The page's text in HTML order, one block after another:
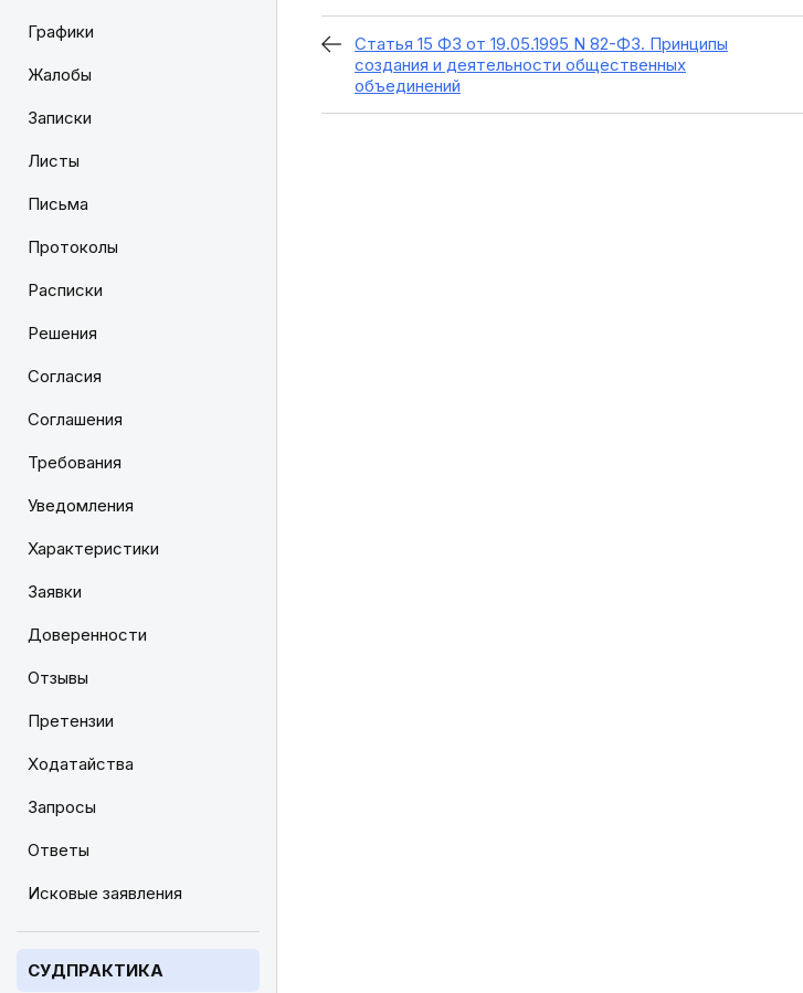
Графики
Жалобы
Записки
Листы
Письма
Протоколы
Расписки
Решения
Согласия
Соглашения
Требования
Уведомления
Характеристики
Заявки
Доверенности
Отзывы
Претензии
Ходатайства
Запросы
Ответы
Исковые заявления
СУДПРАКТИКА
Статья 15 ФЗ от 19.05.1995 N 82-ФЗ. Принципы
создания и деятельности общественных
объединений